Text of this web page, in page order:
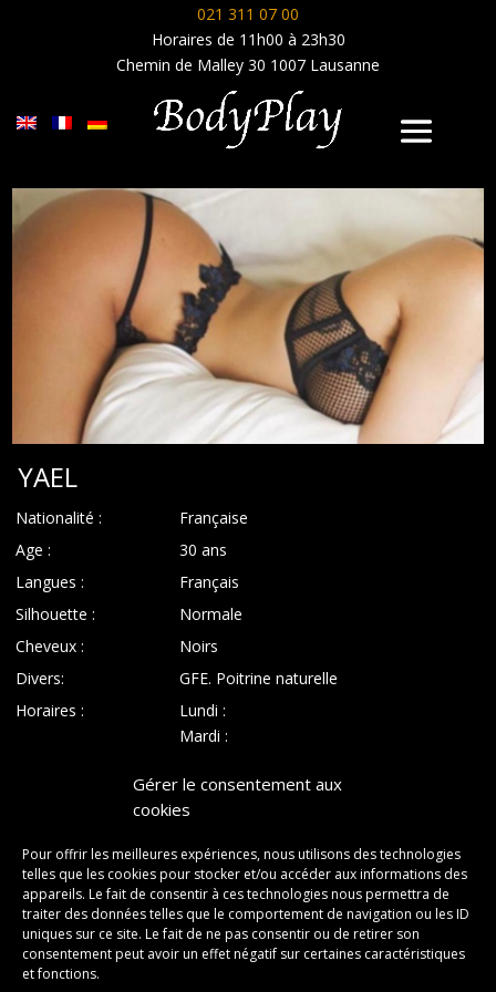
Gérer le consentement aux
cookies
Pour offrir les meilleures expériences, nous utilisons des technologies
telles que les cookies pour stocker et/ou accéder aux informations des
appareils. Le fait de consentir à ces technologies nous permettra de
traiter des données telles que le comportement de navigation ou les ID
uniques sur ce site. Le fait de ne pas consentir ou de retirer son
consentement peut avoir un effet négatif sur certaines caractéristiques
et fonctions.
021 311 07 00
Horaires de 11h00 à 23h30
Chemin de Malley 30 1007 Lausanne
YAEL
Nationalité :
Française
Age :
30 ans
Langues :
Français
Silhouette :
Normale
Cheveux :
Noirs
Divers:
GFE. Poitrine naturelle
Horaires :
Lundi :
Mardi :
Jeudi :
Vendredi :
Dimanche :